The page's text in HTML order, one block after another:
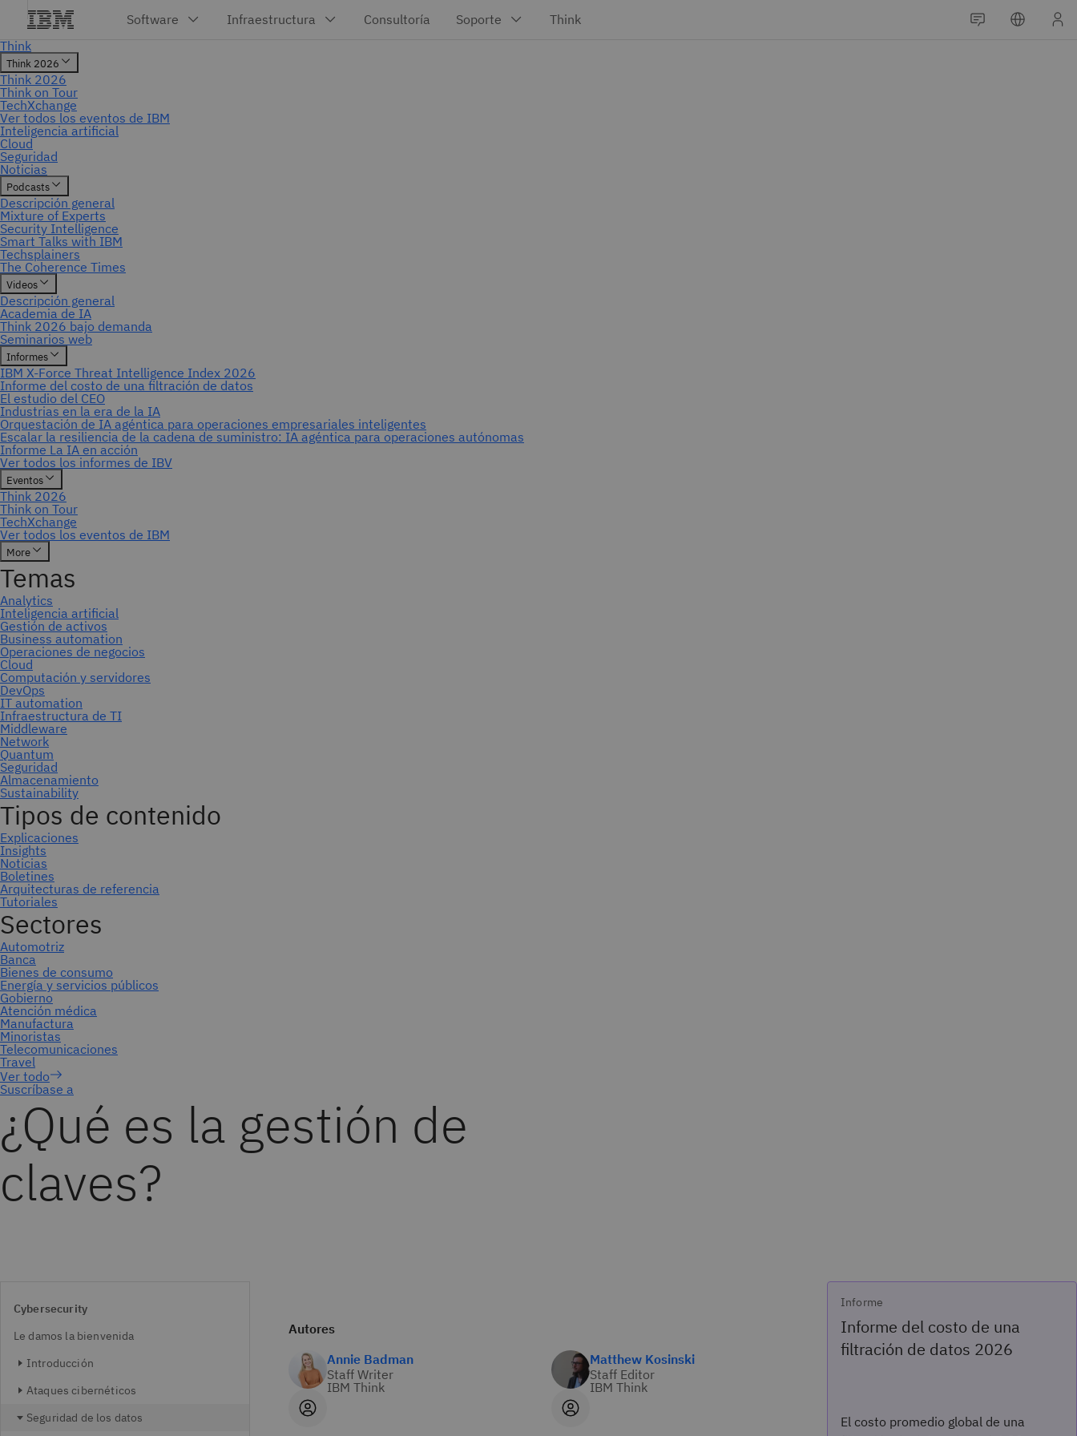
Suscríbase a
¿Qué es la gestión de
claves?
Cybersecurity
Le damos la bienvenida
Introducción
Ataques cibernéticos
Seguridad de los datos
Autores
Annie Badman
Staff Writer
IBM Think
Matthew Kosinski
Staff Editor
IBM Think
Informe
Informe del costo de una
filtración de datos 2026
El costo promedio global de una